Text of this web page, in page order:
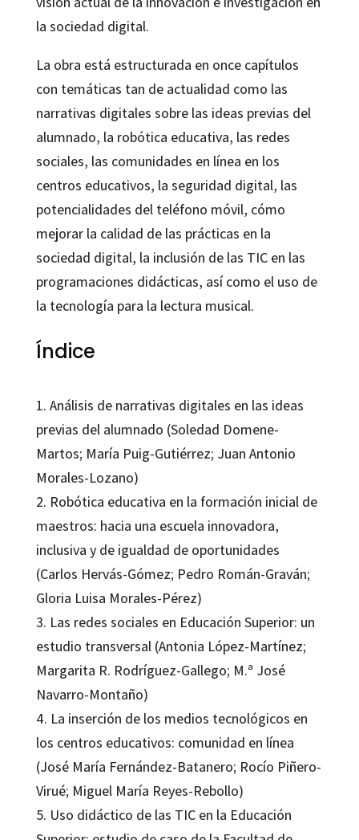
la sociedad digital.
La obra está estructurada en once capítulos
con temáticas tan de actualidad como las
narrativas digitales sobre las ideas previas del
alumnado, la robótica educativa, las redes
sociales, las comunidades en línea en los
centros educativos, la seguridad digital, las
potencialidades del teléfono móvil, cómo
mejorar la calidad de las prácticas en la
sociedad digital, la inclusión de las TIC en las
programaciones didácticas, así como el uso de
la tecnología para la lectura musical.
Índice
1. Análisis de narrativas digitales en las ideas
previas del alumnado (Soledad Domene-
Martos; María Puig-Gutiérrez; Juan Antonio
Morales-Lozano)
2. Robótica educativa en la formación inicial de
maestros: hacia una escuela innovadora,
inclusiva y de igualdad de oportunidades
(Carlos Hervás-Gómez; Pedro Román-Graván;
Gloria Luisa Morales-Pérez)
3. Las redes sociales en Educación Superior: un
estudio transversal (Antonia López-Martínez;
Margarita R. Rodríguez-Gallego; M.ª José
Navarro-Montaño)
4. La inserción de los medios tecnológicos en
los centros educativos: comunidad en línea
(José María Fernández-Batanero; Rocío Piñero-
Virué; Miguel María Reyes-Rebollo)
5. Uso didáctico de las TIC en la Educación